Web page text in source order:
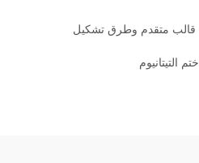
قالب متقدم وطرق تشكيل
ختم التيتانيوم